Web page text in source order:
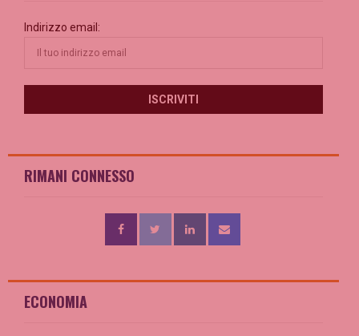
Indirizzo email:
RIMANI CONNESSO
ECONOMIA